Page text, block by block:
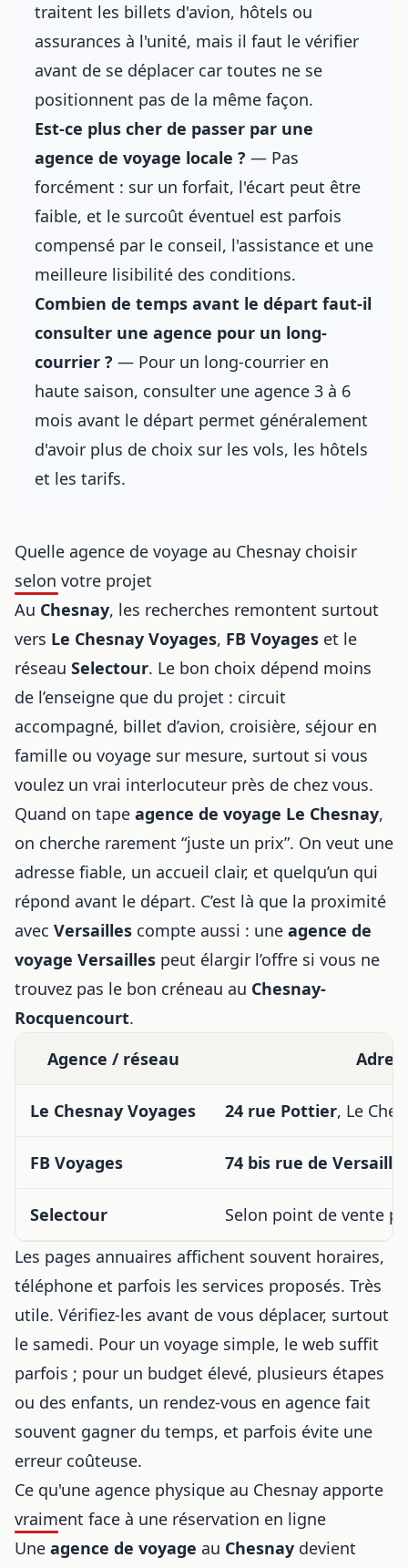
traitent les billets d'avion, hôtels ou
assurances à l'unité, mais il faut le vérifier
avant de se déplacer car toutes ne se
positionnent pas de la même façon.
Est-ce plus cher de passer par une
agence de voyage locale ? — Pas
forcément : sur un forfait, l'écart peut être
faible, et le surcoût éventuel est parfois
compensé par le conseil, l'assistance et une
meilleure lisibilité des conditions.
Combien de temps avant le départ faut-il
consulter une agence pour un long-
courrier ? — Pour un long-courrier en
haute saison, consulter une agence 3 à 6
mois avant le départ permet généralement
d'avoir plus de choix sur les vols, les hôtels
et les tarifs.
Quelle agence de voyage au Chesnay choisir
selon votre projet
Au Chesnay, les recherches remontent surtout
vers Le Chesnay Voyages, FB Voyages et le
réseau Selectour. Le bon choix dépend moins
de l’enseigne que du projet : circuit
accompagné, billet d’avion, croisière, séjour en
famille ou voyage sur mesure, surtout si vous
voulez un vrai interlocuteur près de chez vous.
Quand on tape agence de voyage Le Chesnay,
on cherche rarement “juste un prix”. On veut une
adresse fiable, un accueil clair, et quelqu’un qui
répond avant le départ. C’est là que la proximité
avec Versailles compte aussi : une agence de
voyage Versailles peut élargir l’offre si vous ne
trouvez pas le bon créneau au Chesnay-
Rocquencourt.
Agence / réseau
Le Chesnay Voyages 24 rue Pottier, Le
FB Voyages 74 bis rue de
Selectour
Selon point de vente
Les pages annuaires affichent souvent horaires,
téléphone et parfois les services proposés. Très
utile. Vérifiez-les avant de vous déplacer, surtout
le samedi. Pour un voyage simple, le web suffit
parfois ; pour un budget élevé, plusieurs étapes
ou des enfants, un rendez-vous en agence fait
souvent gagner du temps, et parfois évite une
erreur coûteuse.
Ce qu'une agence physique au Chesnay apporte
vraiment face à une réservation en ligne
Une agence de voyage au Chesnay devient